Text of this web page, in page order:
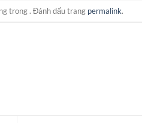
trong . Đánh dấu trang permalink.